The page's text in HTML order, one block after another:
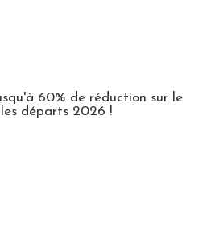
60% de réduction sur le
départs 2026 !